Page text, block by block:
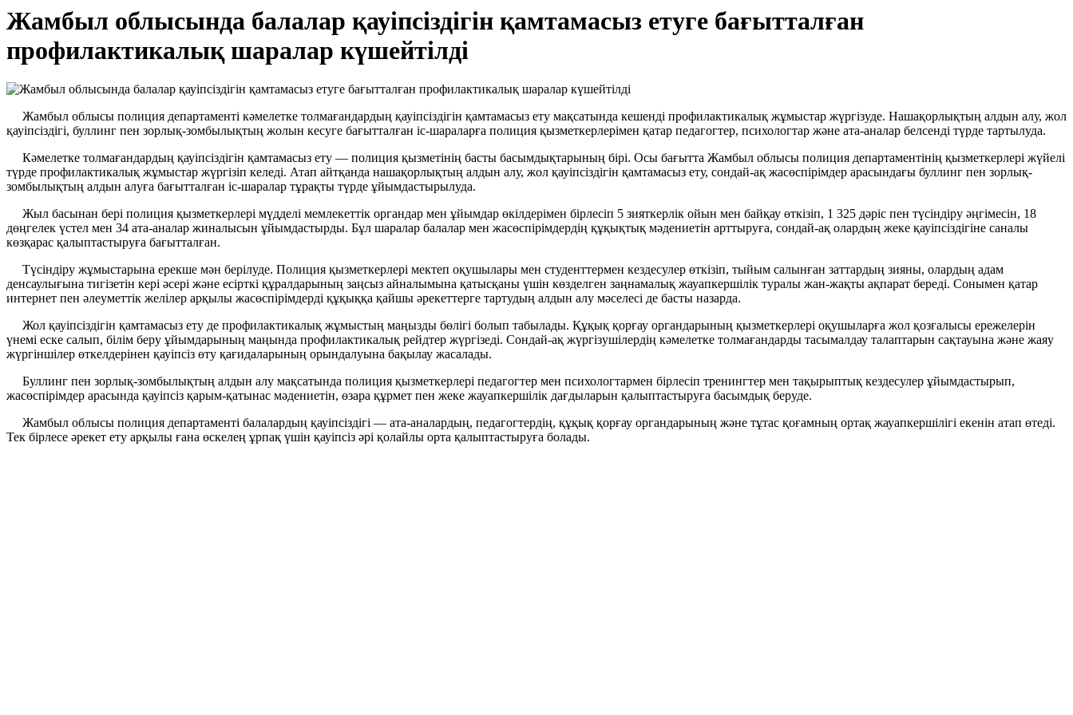
Жамбыл облысында балалар қауіпсіздігін қамтамасыз етуге бағытталған
профилактикалық шаралар күшейтілді
Жамбыл облысы полиция департаменті кәмелетке толмағандардың қауіпсіздігін қамтамасыз ету мақсатында кешенді профилактикалық жұмыстар жүргізуде. Нашақорлықтың алдын алу, жол
қауіпсіздігі, буллинг пен зорлық-зомбылықтың жолын кесуге бағытталған іс-шараларға полиция қызметкерлерімен қатар педагогтер, психологтар және ата-аналар белсенді түрде тартылуда.
Кәмелетке толмағандардың қауіпсіздігін қамтамасыз ету — полиция қызметінің басты басымдықтарының бірі. Осы бағытта Жамбыл облысы полиция департаментінің қызметкерлері жүйелі
түрде профилактикалық жұмыстар жүргізіп келеді. Атап айтқанда нашақорлықтың алдын алу, жол қауіпсіздігін қамтамасыз ету, сондай-ақ жасөспірімдер арасындағы буллинг пен зорлық-
зомбылықтың алдын алуға бағытталған іс-шаралар тұрақты түрде ұйымдастырылуда.
Жыл басынан бері полиция қызметкерлері мүдделі мемлекеттік органдар мен ұйымдар өкілдерімен бірлесіп 5 зияткерлік ойын мен байқау өткізіп, 1 325 дәріс пен түсіндіру әңгімесін, 18
дөңгелек үстел мен 34 ата-аналар жиналысын ұйымдастырды. Бұл шаралар балалар мен жасөспірімдердің құқықтық мәдениетін арттыруға, сондай-ақ олардың жеке қауіпсіздігіне саналы
көзқарас қалыптастыруға бағытталған.
Түсіндіру жұмыстарына ерекше мән берілуде. Полиция қызметкерлері мектеп оқушылары мен студенттермен кездесулер өткізіп, тыйым салынған заттардың зияны, олардың адам
денсаулығына тигізетін кері әсері және есірткі құралдарының заңсыз айналымына қатысқаны үшін көзделген заңнамалық жауапкершілік туралы жан-жақты ақпарат береді. Сонымен қатар
интернет пен әлеуметтік желілер арқылы жасөспірімдерді құқыққа қайшы әрекеттерге тартудың алдын алу мәселесі де басты назарда.
Жол қауіпсіздігін қамтамасыз ету де профилактикалық жұмыстың маңызды бөлігі болып табылады. Құқық қорғау органдарының қызметкерлері оқушыларға жол қозғалысы ережелерін
үнемі еске салып, білім беру ұйымдарының маңында профилактикалық рейдтер жүргізеді. Сондай-ақ жүргізушілердің кәмелетке толмағандарды тасымалдау талаптарын сақтауына және жаяу
жүргіншілер өткелдерінен қауіпсіз өту қағидаларының орындалуына бақылау жасалады.
Буллинг пен зорлық-зомбылықтың алдын алу мақсатында полиция қызметкерлері педагогтер мен психологтармен бірлесіп тренингтер мен тақырыптық кездесулер ұйымдастырып,
жасөспірімдер арасында қауіпсіз қарым-қатынас мәдениетін, өзара құрмет пен жеке жауапкершілік дағдыларын қалыптастыруға басымдық беруде.
Жамбыл облысы полиция департаменті балалардың қауіпсіздігі — ата-аналардың, педагогтердің, құқық қорғау органдарының және тұтас қоғамның ортақ жауапкершілігі екенін атап өтеді.
Тек бірлесе әрекет ету арқылы ғана өскелең ұрпақ үшін қауіпсіз әрі қолайлы орта қалыптастыруға болады.